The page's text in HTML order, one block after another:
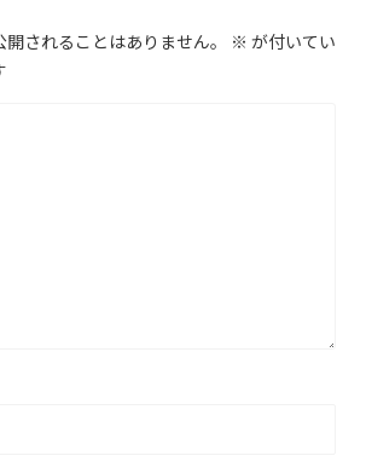
されることはありません。 ※ が付いてい